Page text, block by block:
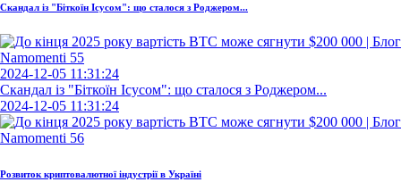
Скандал із "Біткоїн Ісусом": що сталося з Роджером...
2024-12-05 11:31:24
Скандал із "Біткоїн Ісусом": що сталося з Роджером...
2024-12-05 11:31:24
Розвиток криптовалютної індустрії в Україні